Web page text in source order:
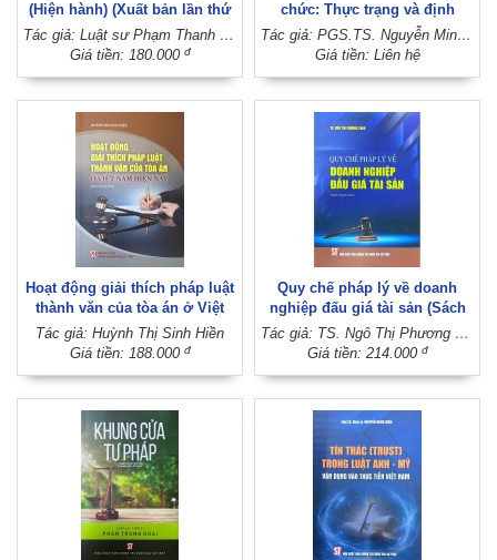
(Hiện hành) (Xuất bản lần thứ
hai, có sửa chữa, bổ sung) Tác giả: Luật sư Phạm Thanh Hữu
Giá tiền: 180.000 đ
chức: Thực trạng và định
hướng hoàn thiện đáp ứng
yêu cầu quản trị quốc gia
Tác giả: PGS.TS. Nguyễn Minh Phương - TS. Nguyễn Thị Ngọc Lan (Đồng chủ biên)
Giá tiền: Liên hệ
Hoạt động giải thích pháp luật
thành văn của tòa án ở Việt
Nam hiện nay (Sách chuyên
khảo)
Tác giả: Huỳnh Thị Sinh Hiền
Giá tiền: 188.000 đ
Quy chế pháp lý về doanh
nghiệp đấu giá tài sản (Sách
chuyên khảo)
Tác giả: TS. Ngô Thị Phương Thảo
Giá tiền: 214.000 đ